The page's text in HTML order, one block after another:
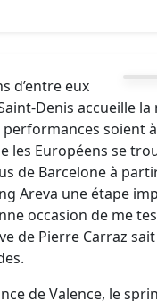
d’entre eux
Denis accueille la
performances soient
les Européens se
de Barcelone à
Areva une étape
occasion de me
de Pierre Carraz
de Valence, le